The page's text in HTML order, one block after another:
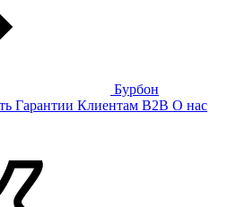
Бурбон
Гарантии Клиентам B2B О нас